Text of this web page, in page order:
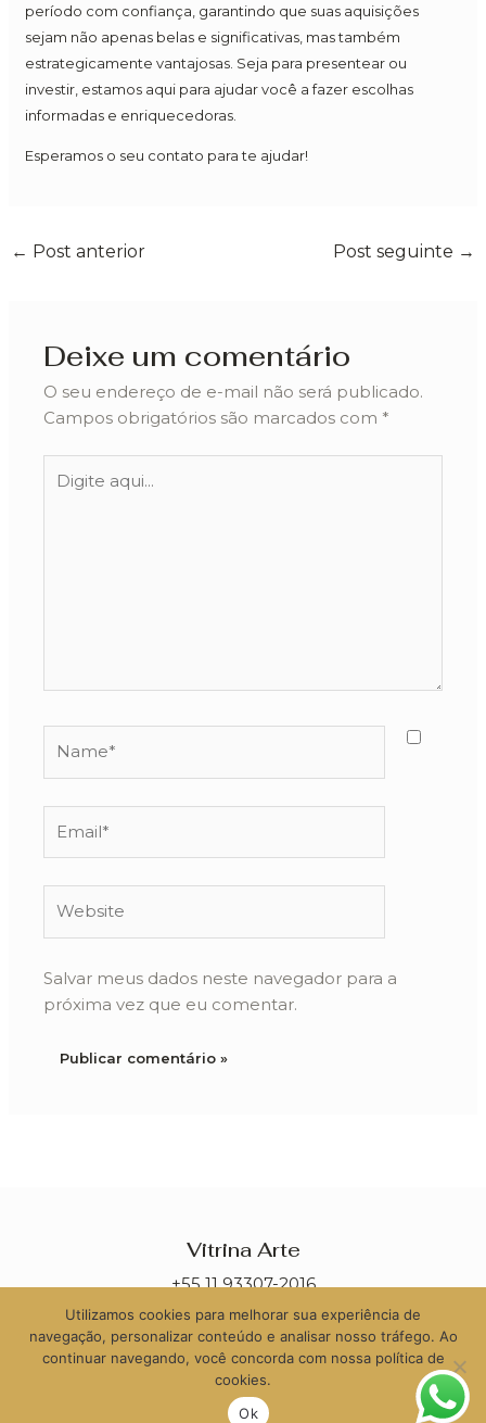
período com confiança, garantindo que suas aquisições
sejam não apenas belas e significativas, mas também
estrategicamente vantajosas. Seja para presentear ou
investir, estamos aqui para ajudar você a fazer escolhas
informadas e enriquecedoras.
Esperamos o seu contato para te ajudar!
← Post anterior Post seguinte →
Deixe um comentário
O seu endereço de e-mail não será publicado.
Campos obrigatórios são marcados com *
aqui...
Salvar meus dados neste navegador para a
próxima vez que eu comentar.
Vitrina Arte
+55 11 93307-2016
contato@vitrinaarte.com.br
Utilizamos cookies para melhorar sua experiência de
navegação, personalizar conteúdo e analisar nosso tráfego. Ao
continuar navegando, você concorda com nossa política de
cookies.
Ok